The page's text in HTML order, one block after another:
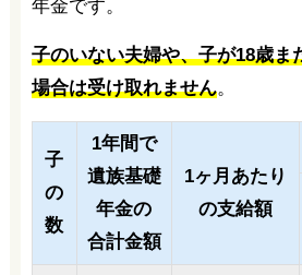
年金です。
子のいない夫婦や、子が18歳ま
場合は受け取れません。
子
の
数
1年間で
遺族基礎
年金の
合計金額
1ヶ月あたり
の支給額